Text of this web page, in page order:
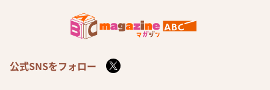
公式SNSをフォロー